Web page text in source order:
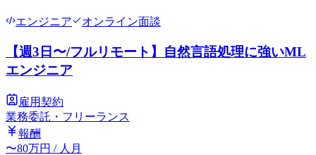
エンジニア オンライン面談
【週3日〜/フルリモート】自然言語処理に強いML
エンジニア
雇用契約
業務委託・フリーランス
報酬
〜80万円 / 人月